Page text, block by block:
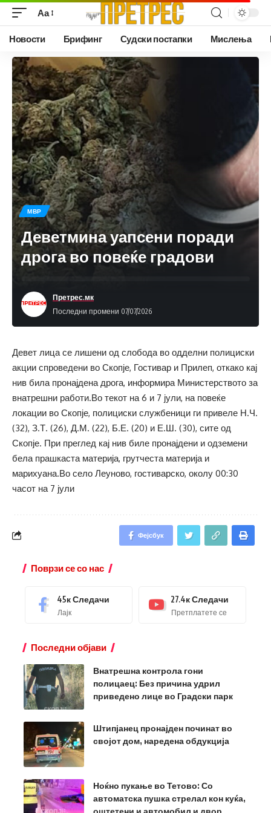
Аа
Новости Брифинг Судски постапки Мислења
МВР
Деветмина уапсени поради
дрога во повеќе градови
Последни промени 07/07/2026
Претрес.мк
Девет лица се лишени од слобода во одделни полициски
акции спроведени во Скопје, Гостивар и Прилеп, откако кај
нив била пронајдена дрога, информира Министерството за
внатрешни работи.Во текот на 6 и 7 јули, на повеќе
локации во Скопје, полициски службеници ги привеле Н.Ч.
(32), З.Т. (26), Д.М. (22), Б.Е. (20) и Е.Ш. (30), сите од
Скопје. При преглед кај нив биле пронајдени и одземени
бела прашкаста материја, грутчеста материја и
марихуана.Во село Леуново, гостиварско, околу 00:30
часот на 7 јули
Фејсбук
Поврзи се со нас
45кСледачи
Лајк
27.4кСледачи
Претплатете се
Последни објави
Внатрешна контрола гони
полицаец: Без причина удрил
приведено лице во Градски парк
Штипјанец пронајден починат во
својот дом, наредена обдукција
Ноќно пукање во Тетово: Со
автоматска пушка стрелал кон куќа,
оштетени и автомобил и двор